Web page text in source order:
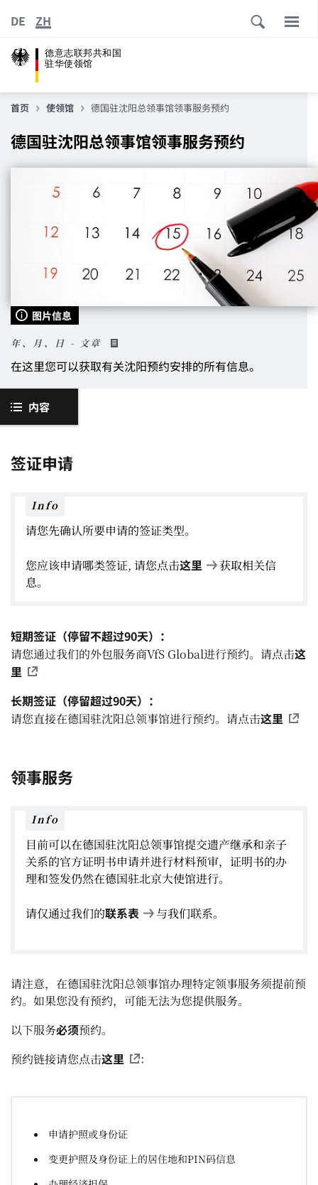
德意志联邦共和国
驻华使领馆
DE ZH
首页 使领馆 德国驻沈阳总领事馆领事服务预约
德国驻沈阳总领事馆领事服务预约
图片信息
年、月、日 - 文章
在这里您可以获取有关沈阳预约安排的所有信息。
内容
签证申请
Info
请您先确认所要申请的签证类型。
您应该申请哪类签证, 请您点击这里
获取相关信
息。
短期签证（停留不超过90天）：
请您通过我们的外包服务商VfS Global进行预约。请点击这
里
长期签证（停留超过90天）：
请您直接在德国驻沈阳总领事馆进行预约。请点击这里
领事服务
Info
目前可以在德国驻沈阳总领事馆提交遗产继承和亲子
关系的官方证明书申请并进行材料预审，证明书的办
理和签发仍然在德国驻北京大使馆进行。
请仅通过我们的联系表 与我们联系。
请注意，在德国驻沈阳总领事馆办理特定领事服务须提前预
约。如果您没有预约，可能无法为您提供服务。
以下服务必须预约。
预约链接请您点击这里 ：
申请护照或身份证
变更护照及身份证上的居住地和PIN码信息